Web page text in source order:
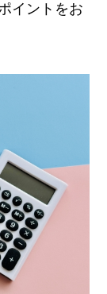
イントをお